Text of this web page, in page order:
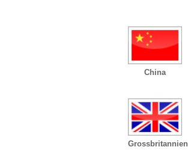
China
Grossbritannien